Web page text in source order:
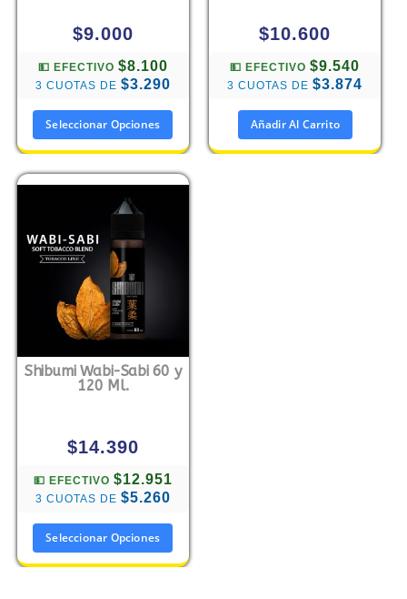
$9.000
💵 EFECTIVO $8.100
3 CUOTAS DE $3.290
Seleccionar Opciones
$10.600
💵 EFECTIVO$9.540
3 CUOTAS DE$3.874
Añadir Al Carrito
Shibumi Wabi-Sabi 60 y
120 Ml.
$14.390
💵 EFECTIVO $12.951
3 CUOTAS DE $5.260
Seleccionar Opciones